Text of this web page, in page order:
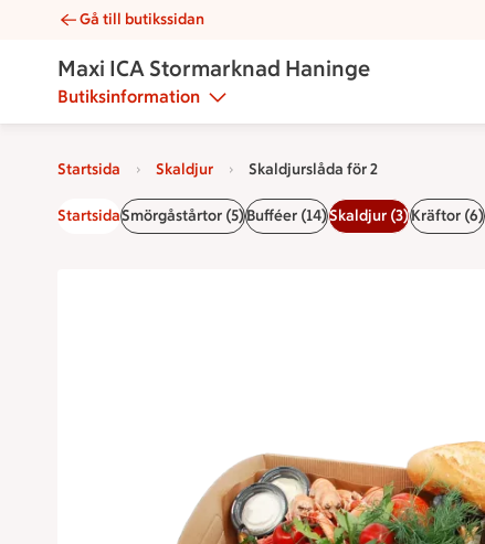
Skaldjurslåda för 2 | Catering Maxi ICA Stormarknad Haninge
Gå till butikssidan
Maxi ICA Stormarknad Haninge
Butiksinformation
Startsida Skaldjur Skaldjurslåda för 2
StartsidaSmörgåstårtor (5)Bufféer (14)Skaldjur (3)Kräftor (6)